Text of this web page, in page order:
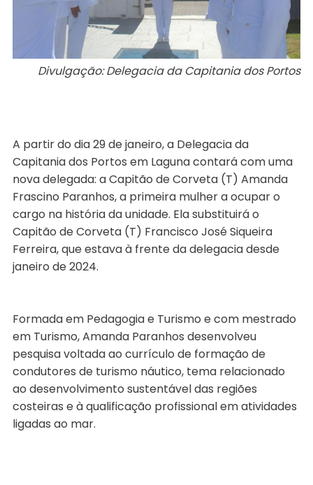
Divulgação: Delegacia da Capitania dos Portos
A partir do dia 29 de janeiro, a Delegacia da
Capitania dos Portos em Laguna contará com uma
nova delegada: a Capitão de Corveta (T) Amanda
Frascino Paranhos, a primeira mulher a ocupar o
cargo na história da unidade. Ela substituirá o
Capitão de Corveta (T) Francisco José Siqueira
Ferreira, que estava à frente da delegacia desde
janeiro de 2024.
Formada em Pedagogia e Turismo e com mestrado
em Turismo, Amanda Paranhos desenvolveu
pesquisa voltada ao currículo de formação de
condutores de turismo náutico, tema relacionado
ao desenvolvimento sustentável das regiões
costeiras e à qualificação profissional em atividades
ligadas ao mar.